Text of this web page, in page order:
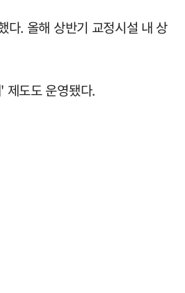
다. 올해 상반기 교정시설 내 상
제도도 운영됐다.